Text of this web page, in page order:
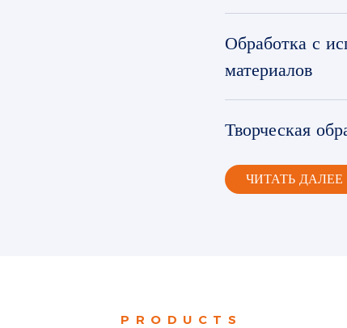
Обработка с
материалов
Творческая
ЧИТАТЬ ДАЛЕЕ
PRODUCTS